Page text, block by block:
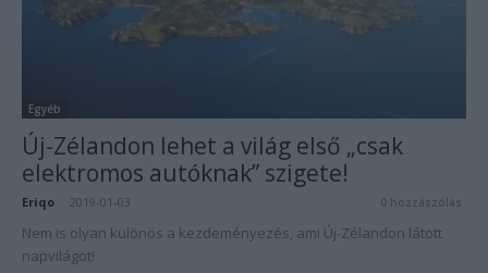
Egyéb
Új-Zélandon lehet a világ első „csak
elektromos autóknak” szigete!
Eriqo 2019-01-03 0 hozzászólás
Nem is olyan különös a kezdeményezés, ami Új-Zélandon látott
napvilágot!